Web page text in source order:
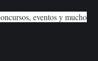
eventos y mucho